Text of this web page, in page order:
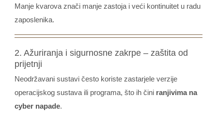
Manje kvarova znači manje zastoja i veći kontinuitet u radu
zaposlenika.
2. Ažuriranja i sigurnosne zakrpe – zaštita od
prijetnji
Neodržavani sustavi često koriste zastarjele verzije
operacijskog sustava ili programa, što ih čini ranjivima na
cyber napade.